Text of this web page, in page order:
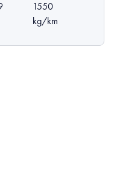
1550
kg/km